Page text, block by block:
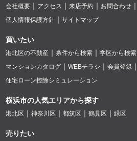
会社概要
アクセス 来店予約 お問合わせ
個人情報保護方針
サイトマップ
買いたい
港北区の不動産 条件から検索 学区から検索
マンションカタログ
WEBチラシ 会員登録
住宅ローン控除シミュレーション
横浜市の人気エリアから探す
港北区 神奈川区 都筑区 鶴見区 緑区
売りたい